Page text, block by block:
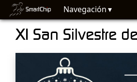
Navegación
XI San Silvestre